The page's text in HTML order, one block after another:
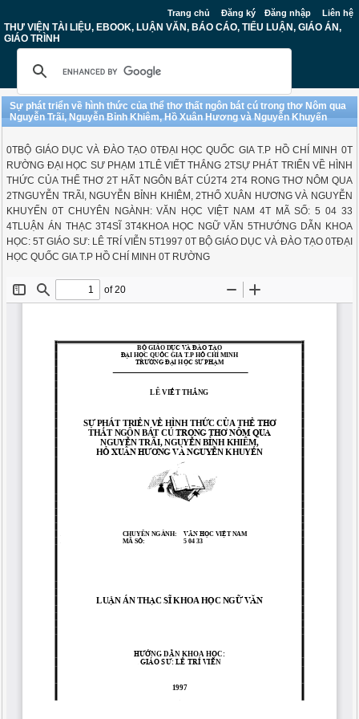
Trang chủ Đăng ký Đăng nhập Liên hệ
THƯ VIỆN TÀI LIỆU, EBOOK, LUẬN VĂN, BÁO CÁO, TIỂU LUẬN, GIÁO ÁN,
GIÁO TRÌNH
Sự phát triển về hình thức của thể thơ thất ngôn bát cú trong thơ Nôm qua
Nguyễn Trãi, Nguyễn Bỉnh Khiêm, Hồ Xuân Hương và Nguyễn Khuyến
0TBỘ GIÁO DỤC VÀ ĐÀO TẠO 0TĐẠI HỌC QUỐC GIA T.P HỒ CHÍ MINH 0T
RƯỜNG ĐẠI HỌC SƯ PHẠM 1TLÊ VIẾT THẮNG 2TSỰ PHÁT TRIỂN VỀ HÌNH
THỨC CỦA THỂ THƠ 2T HẤT NGÔN BÁT CÚ2T4 2T4 RONG THƠ NÔM QUA
2TNGUYỄN TRÃI, NGUYỄN BỈNH KHIÊM, 2THỔ XUÂN HƯƠNG VÀ NGUYỄN
KHUYẾN 0T CHUYÊN NGÀNH: VĂN HỌC VIỆT NAM 4T MÃ SỐ: 5 04 33
4TLUẬN ÁN THẠC 3T4SĨ 3T4KHOA HỌC NGỮ VĂN 5THƯỚNG DẪN KHOA
HỌC: 5T GIÁO SƯ: LÊ TRÍ VIỄN 5T1997 0T BỘ GIÁO DỤC VÀ ĐÀO TẠO 0TĐẠI
HỌC QUỐC GIA T.P HỒ CHÍ MINH 0T RƯỜNG